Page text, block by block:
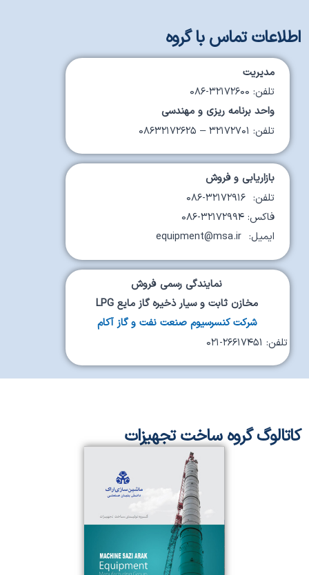
اطلاعات تماس با گروه
مدیریت
تلفن: ۳۲۱۷۲۶۰۰-۰۸۶
واحد برنامه ریزی و مهندسی
تلفن: ۳۲۱۷۲۷۰۱ – ۰۸۶۳۲۱۷۲۶۲۵
بازاریابی و فروش
تلفن: ۳۲۱۷۲۹۱۶-۰۸۶
فاکس: ۳۲۱۷۲۹۹۴-۰۸۶
ایمیل: equipment@msa.ir
نمایندگی رسمی فروش
مخازن ثابت و سیار ذخیره گاز مایع LPG
شرکت کنسرسیوم صنعت نفت و گاز آکام
تلفن: ۲۶۶۱۷۴۵۱-۰۲۱
کاتالوگ گروه ساخت تجهیزات